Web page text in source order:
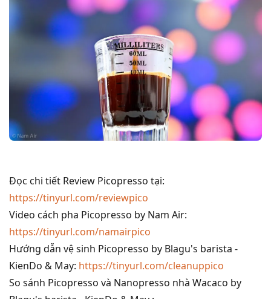
Đọc chi tiết Review Picopresso tại:
https://tinyurl.com/reviewpico
Video cách pha Picopresso by Nam Air:
https://tinyurl.com/namairpico
Hướng dẫn vệ sinh Picopresso by Blagu's barista -
KienDo & May: https://tinyurl.com/cleanuppico
So sánh Picopresso và Nanopresso nhà Wacaco by